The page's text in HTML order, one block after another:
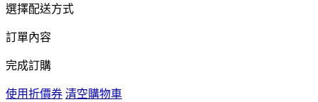
選擇配送方式
訂單內容
完成訂購
使用折價券 清空購物車